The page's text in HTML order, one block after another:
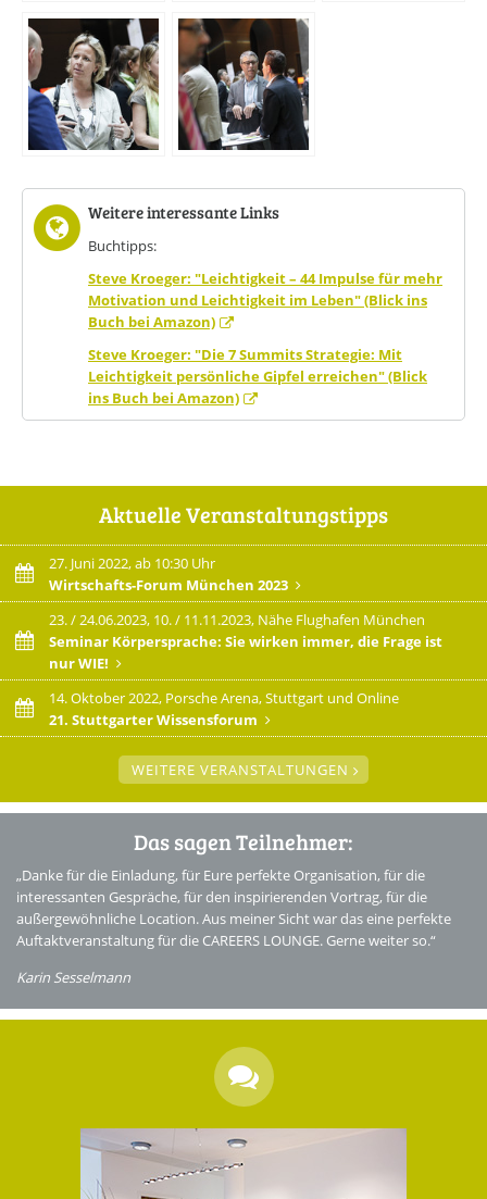
Weitere interessante Links
Buchtipps:
Steve Kroeger: "Leichtigkeit – 44 Impulse für mehr
Motivation und Leichtigkeit im Leben" (Blick ins
Buch bei Amazon)
Steve Kroeger: "Die 7 Summits Strategie: Mit
Leichtigkeit persönliche Gipfel erreichen" (Blick
ins Buch bei Amazon)
Aktuelle Veranstaltungstipps
27. Juni 2022, ab 10:30 Uhr
Wirtschafts-Forum München 2023
23. / 24.06.2023, 10. / 11.11.2023, Nähe Flughafen München
Seminar Körpersprache: Sie wirken immer, die Frage ist
nur WIE!
14. Oktober 2022, Porsche Arena, Stuttgart und Online
21. Stuttgarter Wissensforum
WEITERE VERANSTALTUNGEN
Das sagen Teilnehmer:
„Danke für die Einladung, für Eure perfekte Organisation, für die
interessanten Gespräche, für den inspirierenden Vortrag, für die
außergewöhnliche Location. Aus meiner Sicht war das eine perfekte
Auftaktveranstaltung für die CAREERS LOUNGE. Gerne weiter so.“
Karin Sesselmann